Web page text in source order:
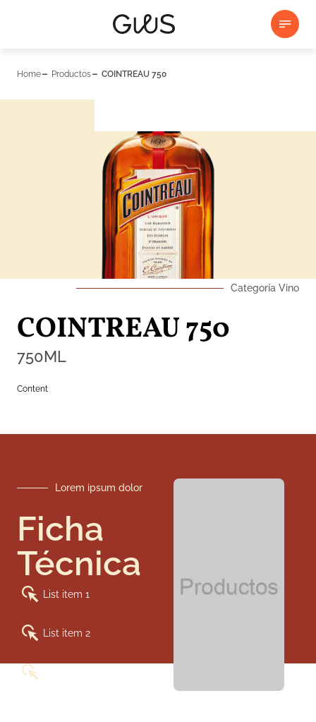
Home Productos COINTREAU 750
Categoría Vino
COINTREAU 750
750ML
Content
Lorem ipsum dolor
Ficha
Técnica
List item 1
List item 2